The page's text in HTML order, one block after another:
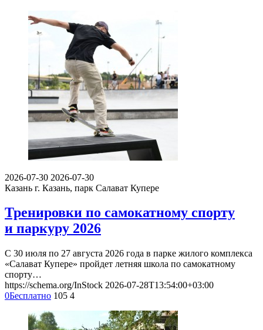
2026-07-30 2026-07-30
Казань г. Казань, парк Салават Купере
Тренировки по самокатному спорту
и паркуру 2026
С 30 июля по 27 августа 2026 года в парке жилого комплекса
«Салават Купере» пройдет летняя школа по самокатному
спорту…
https://schema.org/InStock 2026-07-28T13:54:00+03:00
0Бесплатно 105 4